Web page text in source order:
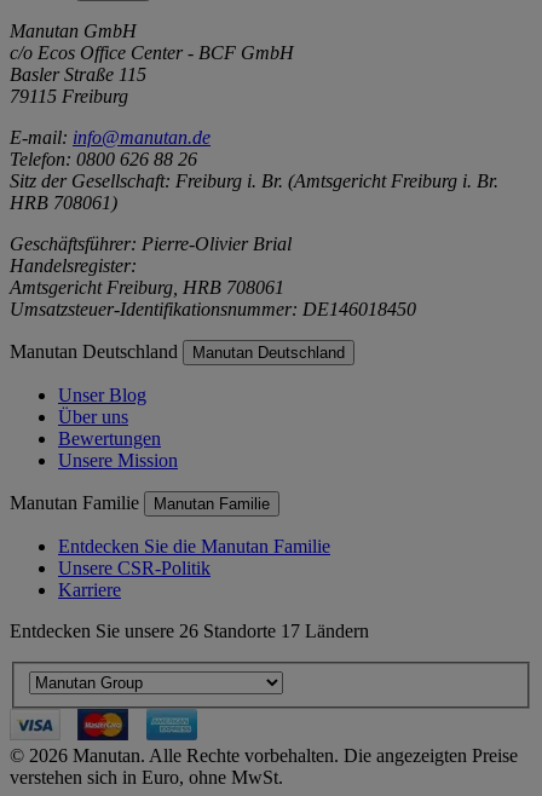
Manutan GmbH
c/o Ecos Office Center - BCF GmbH
Basler Straße 115
79115 Freiburg
E-mail: info@manutan.de
Telefon: 0800 626 88 26
Sitz der Gesellschaft: Freiburg i. Br. (Amtsgericht Freiburg i. Br.
HRB 708061)
Geschäftsführer: Pierre-Olivier Brial
Handelsregister:
Amtsgericht Freiburg, HRB 708061
Umsatzsteuer-Identifikationsnummer: DE146018450
Manutan Deutschland Manutan Deutschland
Unser Blog
Über uns
Bewertungen
Unsere Mission
Manutan Familie Manutan Familie
Entdecken Sie die Manutan Familie
Unsere CSR-Politik
Karriere
Entdecken Sie unsere 26 Standorte 17 Ländern
© 2026 Manutan. Alle Rechte vorbehalten. Die angezeigten Preise
verstehen sich in Euro, ohne MwSt.